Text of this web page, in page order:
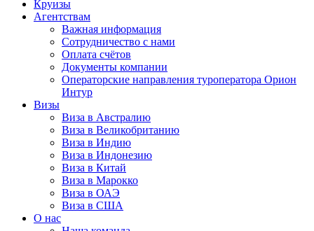
Круизы
Агентствам
Важная информация
Сотрудничество с нами
Оплата счётов
Документы компании
Операторские направления туроператора Орион
Интур
Визы
Виза в Австралию
Виза в Великобританию
Виза в Индию
Виза в Индонезию
Виза в Китай
Виза в Марокко
Виза в ОАЭ
Виза в США
О нас